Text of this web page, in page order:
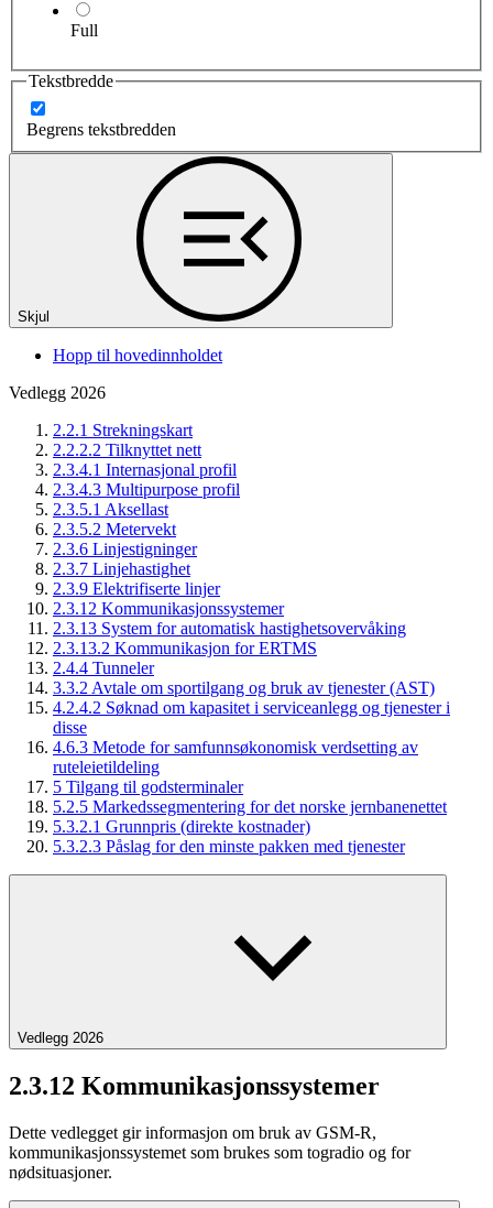
Full
Tekstbredde
Begrens tekstbredden
Skjul
Hopp til hovedinnholdet
Vedlegg 2026
2.2.1 Strekningskart
2.2.2.2 Tilknyttet nett
2.3.4.1 Internasjonal profil
2.3.4.3 Multipurpose profil
2.3.5.1 Aksellast
2.3.5.2 Metervekt
2.3.6 Linjestigninger
2.3.7 Linjehastighet
2.3.9 Elektrifiserte linjer
2.3.12 Kommunikasjonssystemer
2.3.13 System for automatisk hastighetsovervåking
2.3.13.2 Kommunikasjon for ERTMS
2.4.4 Tunneler
3.3.2 Avtale om sportilgang og bruk av tjenester (AST)
4.2.4.2 Søknad om kapasitet i serviceanlegg og tjenester i
disse
4.6.3 Metode for samfunnsøkonomisk verdsetting av
ruteleietildeling
5 Tilgang til godsterminaler
5.2.5 Markedssegmentering for det norske jernbanenettet
5.3.2.1 Grunnpris (direkte kostnader)
5.3.2.3 Påslag for den minste pakken med tjenester
Vedlegg 2026
2.3.12 Kommunikasjonssystemer
Dette vedlegget gir informasjon om bruk av GSM-R,
kommunikasjonssystemet som brukes som togradio og for
nødsituasjoner.